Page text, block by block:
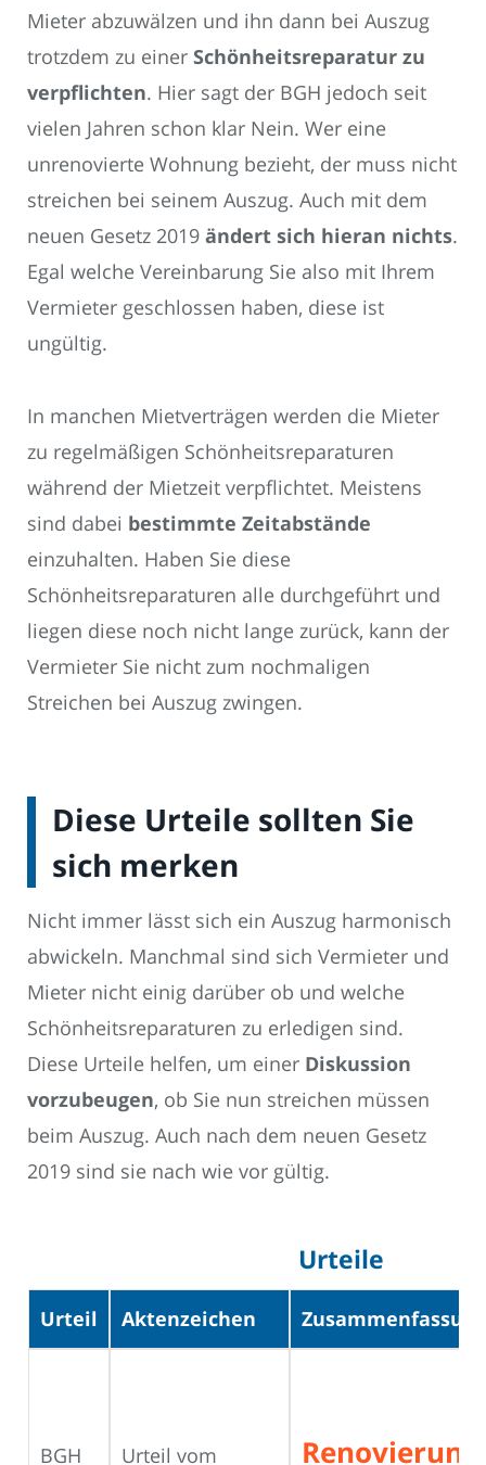
Mieter abzuwälzen und ihn dann bei Auszug
trotzdem zu einer Schönheitsreparatur zu
verpflichten. Hier sagt der BGH jedoch seit
vielen Jahren schon klar Nein. Wer eine
unrenovierte Wohnung bezieht, der muss nicht
streichen bei seinem Auszug. Auch mit dem
neuen Gesetz 2019 ändert sich hieran nichts.
Egal welche Vereinbarung Sie also mit Ihrem
Vermieter geschlossen haben, diese ist
ungültig.
In manchen Mietverträgen werden die Mieter
zu regelmäßigen Schönheitsreparaturen
während der Mietzeit verpflichtet. Meistens
sind dabei bestimmte Zeitabstände
einzuhalten. Haben Sie diese
Schönheitsreparaturen alle durchgeführt und
liegen diese noch nicht lange zurück, kann der
Vermieter Sie nicht zum nochmaligen
Streichen bei Auszug zwingen.
Diese Urteile sollten Sie
sich merken
Nicht immer lässt sich ein Auszug harmonisch
abwickeln. Manchmal sind sich Vermieter und
Mieter nicht einig darüber ob und welche
Schönheitsreparaturen zu erledigen sind.
Diese Urteile helfen, um einer Diskussion
vorzubeugen, ob Sie nun streichen müssen
beim Auszug. Auch nach dem neuen Gesetz
2019 sind sie nach wie vor gültig.
Urteile
Urteil Aktenzeichen Zusammenfassung
BGH Urteil vom